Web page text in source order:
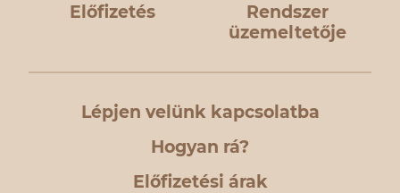
Előfizetés
Rendszer
üzemeltetője
Lépjen velünk kapcsolatba
Hogyan rá?
Előfizetési árak